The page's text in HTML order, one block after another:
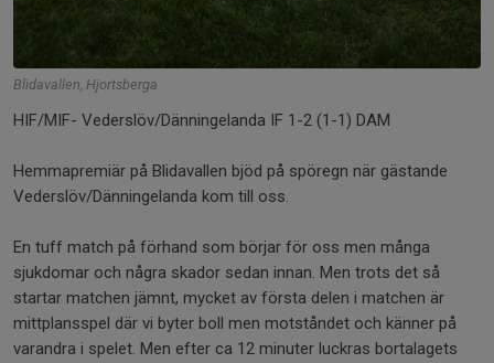
Blidavallen, Hjortsberga
HIF/MIF- Vederslöv/Dänningelanda IF 1-2 (1-1) DAM
Hemmapremiär på Blidavallen bjöd på spöregn när gästande
Vederslöv/Dänningelanda kom till oss.
En tuff match på förhand som börjar för oss men många
sjukdomar och några skador sedan innan. Men trots det så
startar matchen jämnt, mycket av första delen i matchen är
mittplansspel där vi byter boll men motståndet och känner på
varandra i spelet. Men efter ca 12 minuter luckras bortalagets